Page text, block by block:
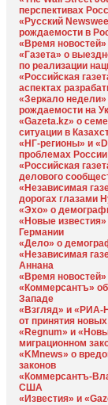
перспективах
«Русский
рождаемости в
«Время
«Газета» о
по реализации
«Российская
аспектах
«Зеркало
рождаемости на
«Gazeta.kz» о
ситуации в
«НГ-регионы» и
проблемах России
«Российская
делового
«Независимая
дорогах глазами
«Эхо» о
«Новые известия»
Германии
«Дело» о
«Независимая
Аннана
«Время
«Коммерсантъ»
Западе
«Взгляд» и «РИА-
от принятия
«Regnum» и
миграционном
«KMnews» о
законов
«Коммерсантъ-
США
«Известия» и